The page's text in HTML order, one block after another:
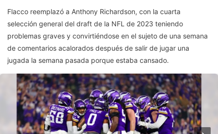
Flacco reemplazó a Anthony Richardson, con la cuarta
selección general del draft de la NFL de 2023 teniendo
problemas graves y convirtiéndose en el sujeto de una semana
de comentarios acalorados después de salir de jugar una
jugada la semana pasada porque estaba cansado.